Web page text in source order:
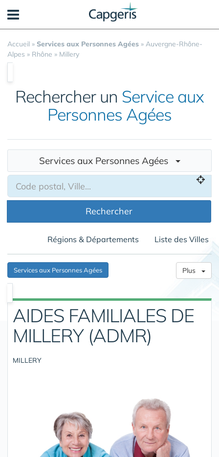
Accueil » Services aux Personnes Agées » Auvergne-Rhône-
Alpes » Rhône » Millery
Rechercher un Service aux
Personnes Agées
Services aux Personnes Agées
Rechercher
Régions & Départements Liste des Villes
Services aux Personnes Agées Plus
AIDES FAMILIALES DE
MILLERY (ADMR)
MILLERY